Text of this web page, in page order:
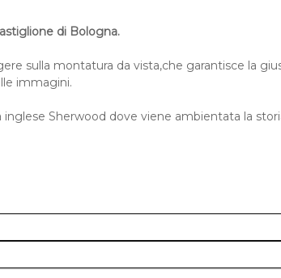
di Bologna.
sulla montatura da vista,che garantisce la
immagini.
Sherwood dove viene ambientata la